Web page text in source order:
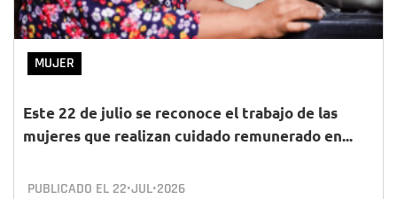
MUJER
Este 22 de julio se reconoce el trabajo de las
mujeres que realizan cuidado remunerado en...
PUBLICADO EL 22•JUL•2026